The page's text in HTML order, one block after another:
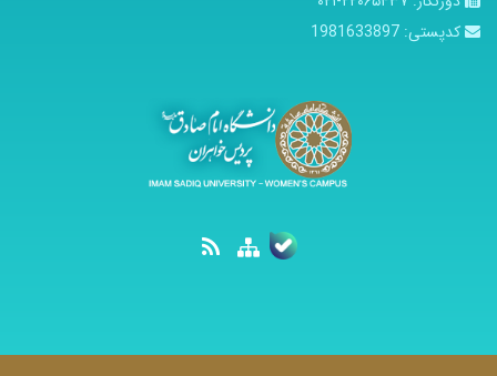
کدپستی: 1981633897